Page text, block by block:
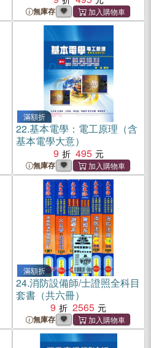
無庫存
滿額折
22.基本電學：電工原理（含
基本電學大意）
9
495
無庫存
滿額折
24.消防設備師/士證照全科目
套書（共六冊）
9
2565
無庫存